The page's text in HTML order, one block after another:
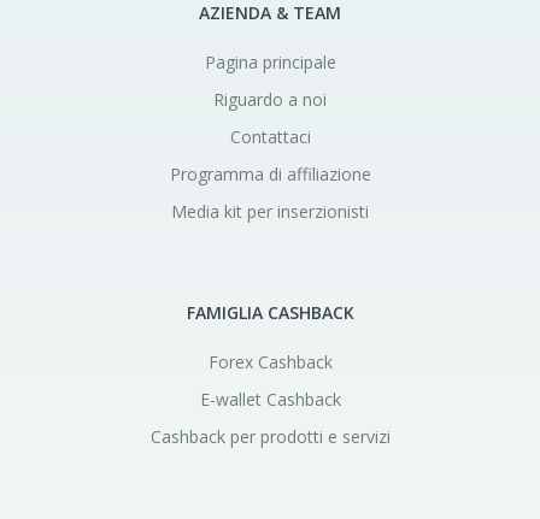
AZIENDA & TEAM
Pagina principale
Riguardo a noi
Contattaci
Programma di affiliazione
Media kit per inserzionisti
FAMIGLIA CASHBACK
Forex Cashback
E-wallet Cashback
Cashback per prodotti e servizi